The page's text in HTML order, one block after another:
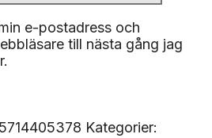
e-postadress och
till nästa gång jag
Kategorier: